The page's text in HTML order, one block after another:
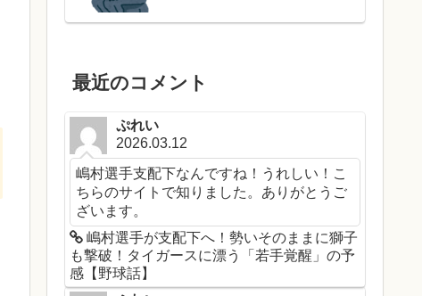
最近のコメント
ぷれい
2026.03.12
嶋村選手支配下なんですね！うれしい！こ
ちらのサイトで知りました。ありがとうご
ざいます。
嶋村選手が支配下へ！勢いそのままに獅子
も撃破！タイガースに漂う「若手覚醒」の予
感【野球話】